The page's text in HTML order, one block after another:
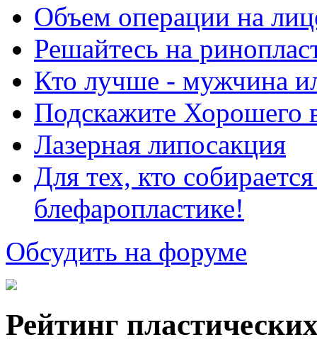
Объем операции на
Решайтесь на
Кто лучше - мужчина
Подскажите Хорошего
Лазерная липосакция
Для тех, кто
блефаропластике!
Обсудить на форуме
Рейтинг